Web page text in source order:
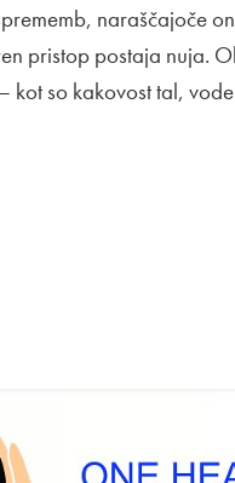
naraščajoče
pristop postaja nuja.
kot so kakovost tal,